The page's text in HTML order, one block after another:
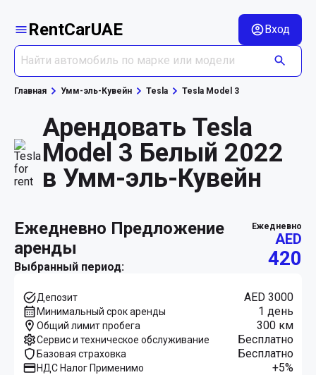
RentCarUAE Вход
Главная Умм-эль-Кувейн Tesla Tesla Model 3
Арендовать Tesla
Model 3 Белый 2022
в Умм-эль-Кувейн
ежедневно Предложение
аренды
Выбранный период:
ежедневно
AED
420
Депозит AED 3000
Минимальный срок аренды 1 день
Общий лимит пробега 300 км
Сервис и техническое обслуживание Бесплатно
Базовая страховка Бесплатно
НДС Налог Применимо
+5%